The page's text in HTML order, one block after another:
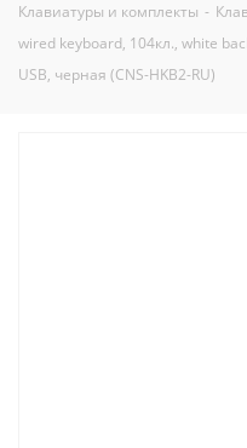
Клавиатуры и комплекты -
wired keyboard, 104кл., white
USB, черная (CNS-HKB2-RU)